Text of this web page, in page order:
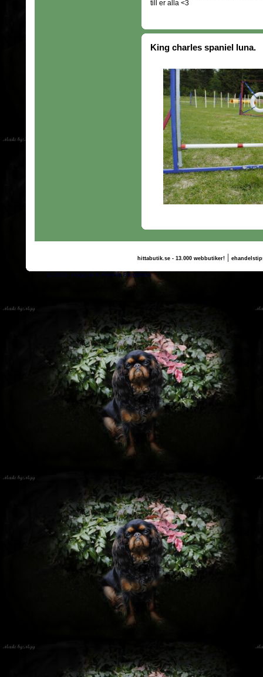
till er alla <3
King charles spaniel luna.
hittabutik.se - 13.000 webbutiker!|
(c) 2011, nogg.se & Pernilla Bergström